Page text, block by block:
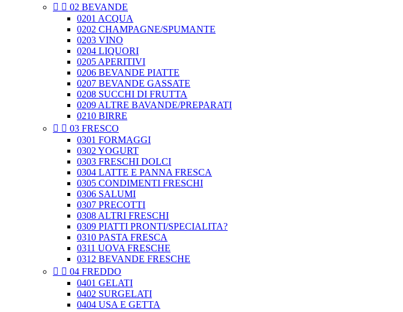
  02 BEVANDE
0201 ACQUA
0202 CHAMPAGNE/SPUMANTE
0203 VINO
0204 LIQUORI
0205 APERITIVI
0206 BEVANDE PIATTE
0207 BEVANDE GASSATE
0208 SUCCHI DI FRUTTA
0209 ALTRE BAVANDE/PREPARATI
0210 BIRRE
  03 FRESCO
0301 FORMAGGI
0302 YOGURT
0303 FRESCHI DOLCI
0304 LATTE E PANNA FRESCA
0305 CONDIMENTI FRESCHI
0306 SALUMI
0307 PRECOTTI
0308 ALTRI FRESCHI
0309 PIATTI PRONTI/SPECIALITA?
0310 PASTA FRESCA
0311 UOVA FRESCHE
0312 BEVANDE FRESCHE
  04 FREDDO
0401 GELATI
0402 SURGELATI
0404 USA E GETTA